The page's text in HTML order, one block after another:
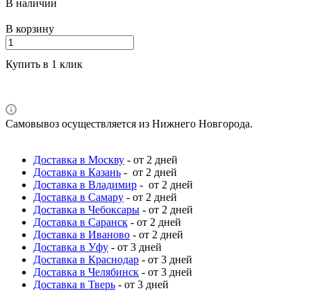
В наличии
В корзину
Купить в 1 клик
Самовывоз осуществляется из Нижнего Новгорода.
Доставка в Москву - от 2 дней
Доставка в Казань - от 2 дней
Доставка в Владимир - от 2 дней
Доставка в Самару - от 2 дней
Доставка в Чебоксары - от 2 дней
Доставка в Саранск - от 2 дней
Доставка в Иваново - от 2 дней
Доставка в Уфу - от 3 дней
Доставка в Краснодар - от 3 дней
Доставка в Челябинск - от 3 дней
Доставка в Тверь - от 3 дней